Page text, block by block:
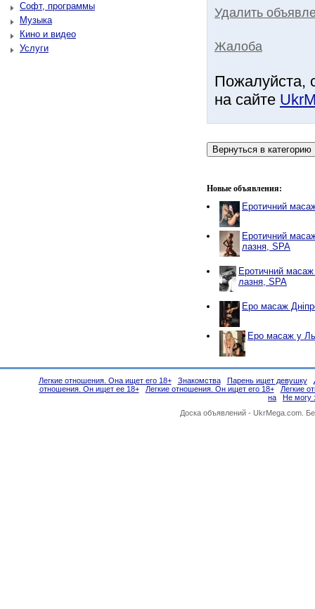
Софт, программы
Музыка
Кино и видео
Услуги
Удалить
Жалоба
Пожалуйста,
на сайте
Новые объявления:
Еротичний
Еротичний
лазня, SPA
Еротичний
лазня, SPA
Еро масаж
Еро масаж у
Легкие отношения. Она ищет его 18+ Знакомства Парень ищет девушку
отношения. Он ищет ее 18+
Легкие отношения. Он ищет его 18+
Легкие
на
Не могу
Доска объявлений - UkrMega.com.